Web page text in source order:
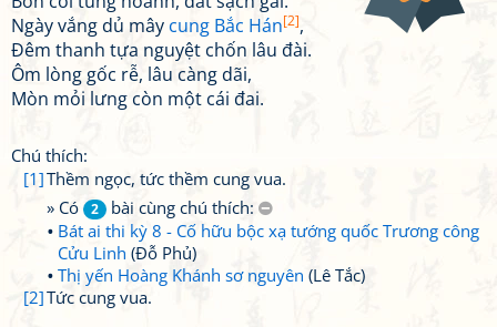
Ngày vắng dủ mây cung Bắc Hán[2],
Đêm thanh tựa nguyệt chốn lâu đài.
Ôm lòng gốc rễ, lâu càng dãi,
Mòn mỏi lưng còn một cái đai.
Chú thích:
[1]Thềm ngọc, tức thềm cung vua.
» Có
2
bài cùng chú thích:
Bát ai thi kỳ 8 - Cố hữu bộc xạ tướng quốc Trương công
Cửu Linh (Đỗ Phủ)
Thị yến Hoàng Khánh sơ nguyên (Lê Tắc)
[2]Tức cung vua.